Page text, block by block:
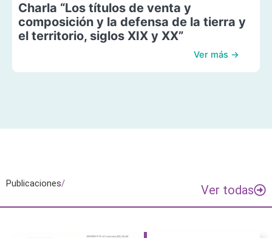
Charla “Los títulos de venta y
composición y la defensa de la tierra y
el territorio, siglos XIX y XX”
Ver más →
Publicaciones/ Ver todas